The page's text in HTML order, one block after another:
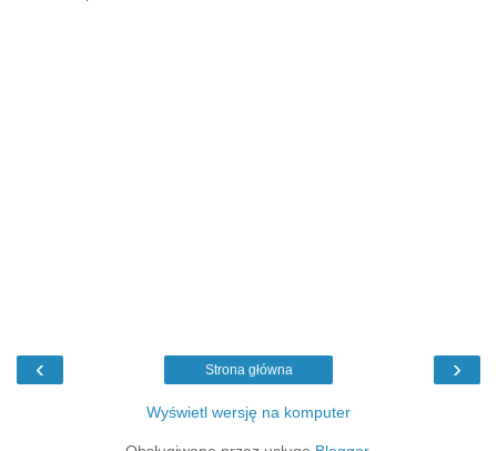
‹ ›
Strona główna
Wyświetl wersję na komputer